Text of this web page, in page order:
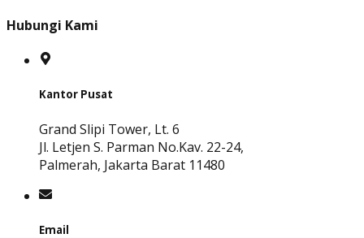
Hubungi Kami
Kantor Pusat
Grand Slipi Tower, Lt. 6
Jl. Letjen S. Parman No.Kav. 22-24,
Palmerah, Jakarta Barat 11480
Email